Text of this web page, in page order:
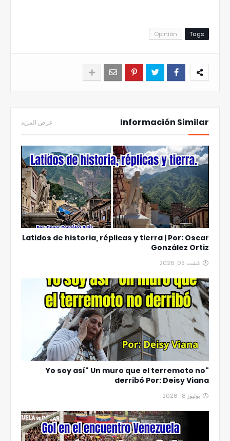
Tags
Opiniòn
Información Similar عرض المزيد
Latidos de historia, réplicas y tierra | Por: Oscar
González Ortiz
غشت 03, 2026
"Yo soy así" Un muro que el terremoto no
derribó Por: Deisy Viana
يوليوز 18, 2026